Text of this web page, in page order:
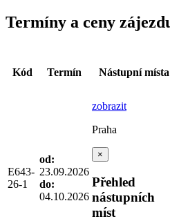
Termíny a ceny
Kód Termín Nástupní místa
E643-
26-1
od:
23.09.2026
do:
04.10.2026
zobrazit
Praha
×
Přehled
nástupních
míst